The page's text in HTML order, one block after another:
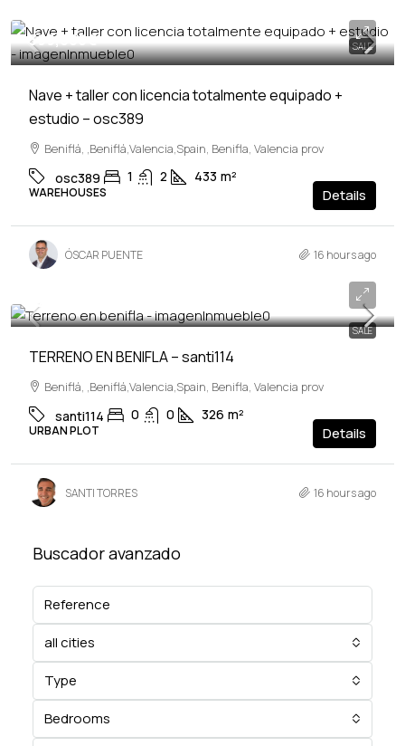
SALE
399,000€
Nave + taller con licencia totalmente equipado +
estudio – osc389
Beniflá, ,Beniflá,Valencia,Spain, Benifla, Valencia prov
osc389 1 2 433 m²
WAREHOUSES Details
ÓSCAR PUENTE 16 hours ago
SALE
TERRENO EN BENIFLA – santi114
Beniflá, ,Beniflá,Valencia,Spain, Benifla, Valencia prov
santi114 0 0 326 m²
URBAN PLOT Details
SANTI TORRES 16 hours ago
Buscador avanzado
all cities
Type
Bedrooms